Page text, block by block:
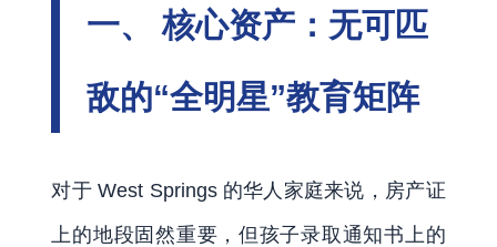
一、 核心资产：无可匹
敌的“全明星”教育矩阵
对于 West Springs 的华人家庭来说，房产证
上的地段固然重要，但孩子录取通知书上的